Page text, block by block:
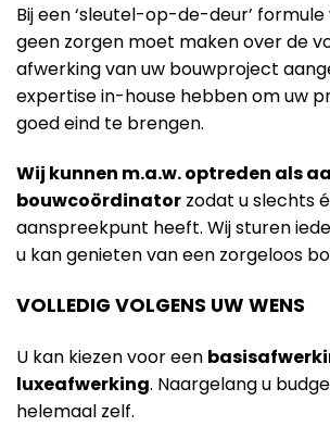
Bij een ‘sleutel-op-de-deur’
geen zorgen moet maken over de
afwerking van uw bouwproject
expertise in-house hebben om uw
goed eind te brengen.
Wij kunnen m.a.w. optreden als
bouwcoördinator zodat u slechts
aanspreekpunt heeft. Wij sturen
u kan genieten van een zorgeloos
VOLLEDIG VOLGENS UW WENS
U kan kiezen voor een
luxeafwerking. Naargelang u
helemaal zelf.